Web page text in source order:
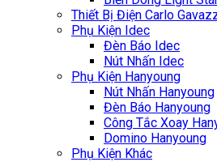
Thiết Bị Điện Carlo
Phụ Kiện Idec
Đèn Báo Idec
Nút Nhấn Idec
Phụ Kiện Hanyoung
Nút Nhấn Hanyoung
Đèn Báo Hanyoung
Công Tắc Xoay
Domino Hanyoung
Phụ Kiện Khác